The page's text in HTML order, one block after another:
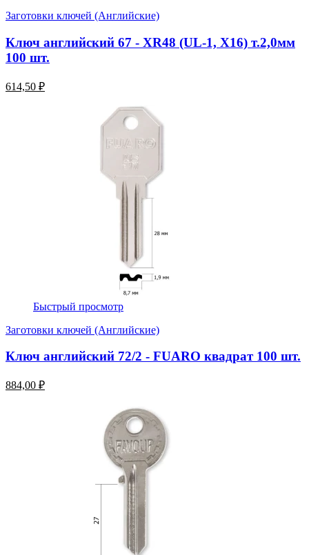
Заготовки ключей (Английские)
Ключ английский 67 - XR48 (UL-1, Х16) т.2,0мм
100 шт.
614,50 ₽
Быстрый просмотр
Заготовки ключей (Английские)
Ключ английский 72/2 - FUARO квадрат 100 шт.
884,00 ₽